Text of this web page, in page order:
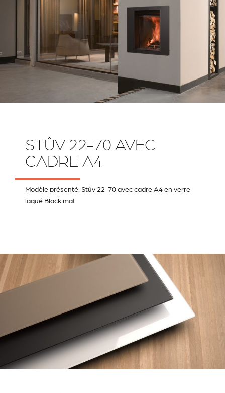
STÛV 22-70 AVEC
CADRE A4
Modèle présenté: Stûv 22-70 avec cadre A4 en verre
laqué Black mat